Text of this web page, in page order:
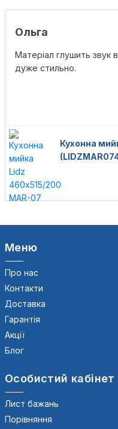
Ольга
Матеріал глушить звук
дуже стильно.
Кухонна
Меню
Про нас
Контакти
Доставка
Гарантія
Акції
Блог
Особистий кабінет
Лист бажань
Порівняння